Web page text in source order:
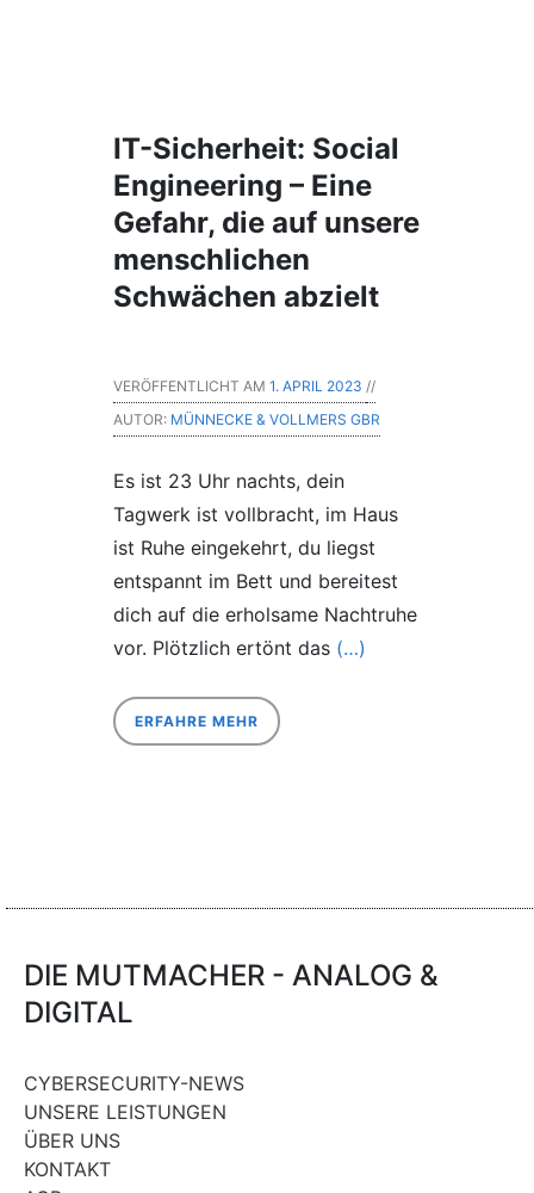
IT-Sicherheit: Social
Engineering – Eine
Gefahr, die auf unsere
menschlichen
Schwächen abzielt
VERÖFFENTLICHT AM 1. APRIL 2023 //
AUTOR: MÜNNECKE & VOLLMERS GBR
Es ist 23 Uhr nachts, dein
Tagwerk ist vollbracht, im Haus
ist Ruhe eingekehrt, du liegst
entspannt im Bett und bereitest
dich auf die erholsame Nachtruhe
vor. Plötzlich ertönt das (…)
ERFAHRE MEHR
DIE MUTMACHER - ANALOG &
DIGITAL
CYBERSECURITY-NEWS
UNSERE LEISTUNGEN
ÜBER UNS
KONTAKT